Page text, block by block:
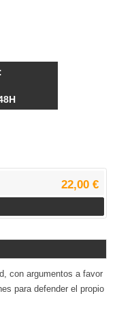
22,00 €
con argumentos a favor
para defender el propio